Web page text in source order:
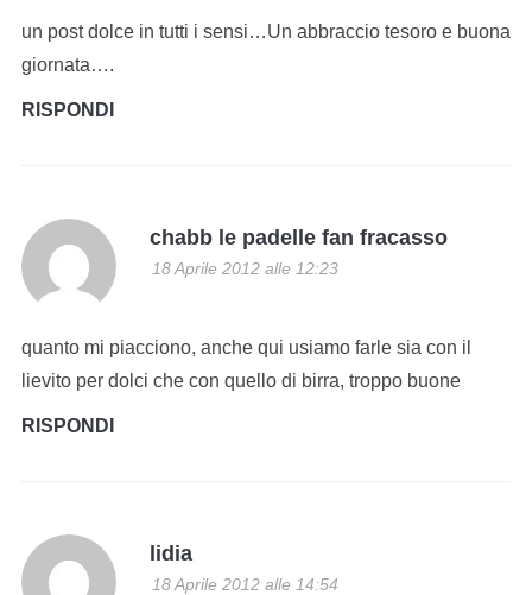
un post dolce in tutti i sensi…Un abbraccio tesoro e buona
giornata….
RISPONDI
chabb le padelle fan fracasso
18 Aprile 2012 alle 12:23
quanto mi piacciono, anche qui usiamo farle sia con il
lievito per dolci che con quello di birra, troppo buone
RISPONDI
lidia
18 Aprile 2012 alle 14:54